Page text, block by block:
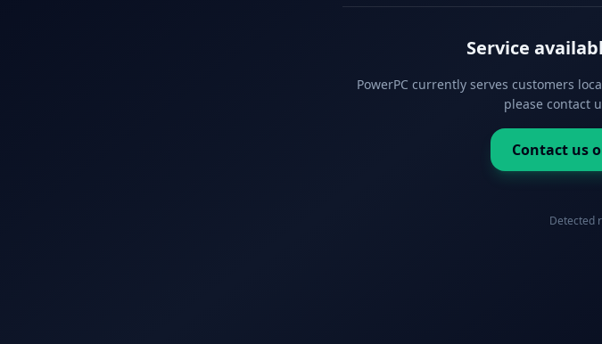
Service
PowerPC currently serves customers
please contact
Contact us
Detected